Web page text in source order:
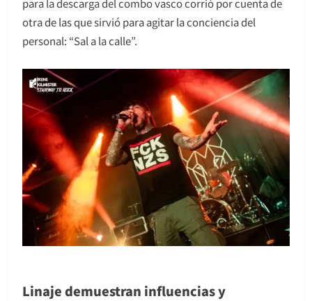
otra de las que sirvió para agitar la conciencia del
personal: “Sal a la calle”.
Linaje demuestran influencias y